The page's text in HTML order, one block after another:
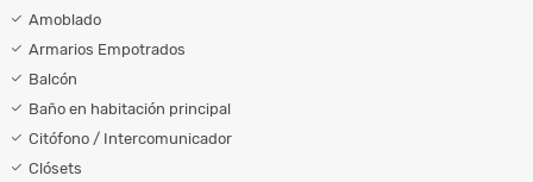
Amoblado
Armarios Empotrados
Balcón
Baño en habitación principal
Citófono / Intercomunicador
Clósets